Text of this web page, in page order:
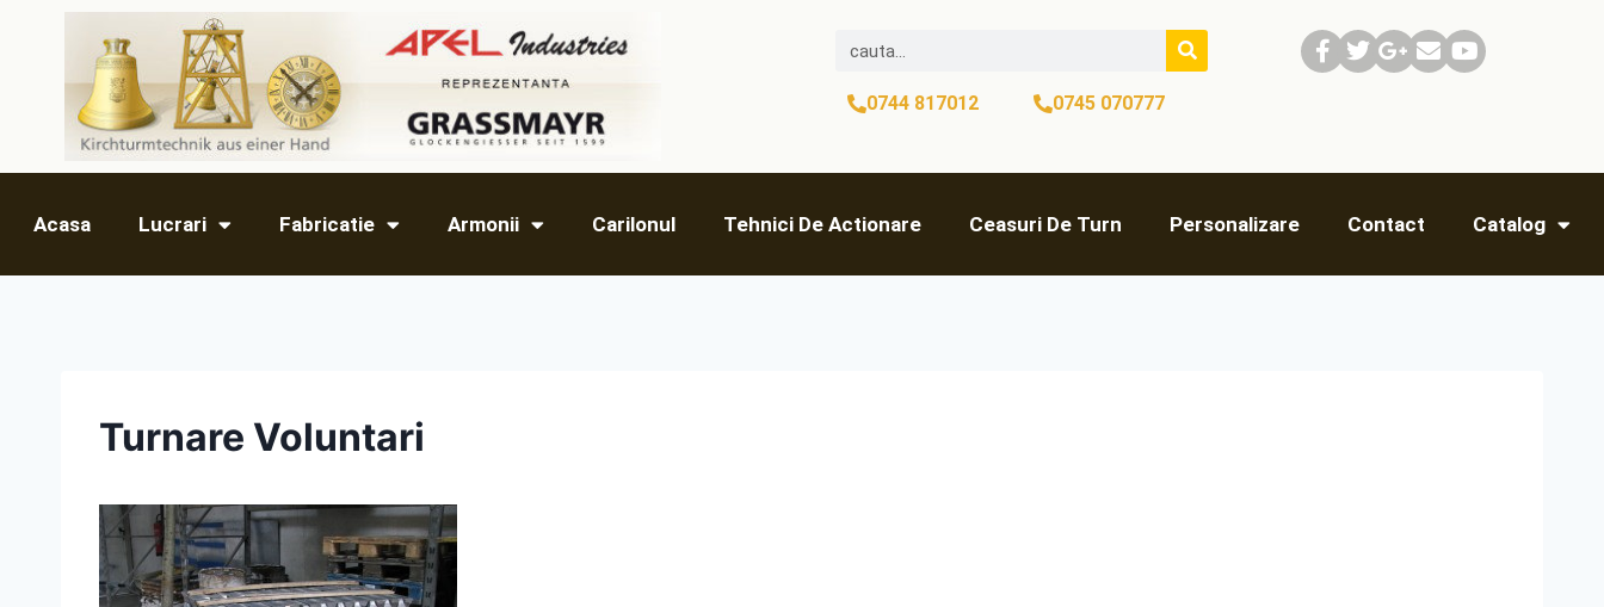
0744 817012 0745 070777​
Acasa Lucrari Fabricatie Armonii Carilonul Tehnici De Actionare Ceasuri De Turn Personalizare Contact Catalog
Turnare Voluntari